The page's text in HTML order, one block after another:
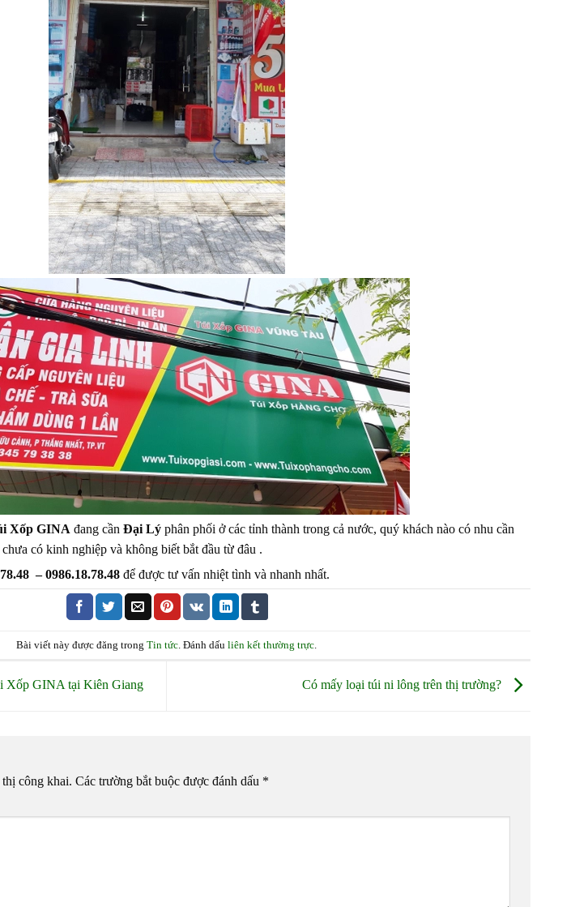
Xốp GINAđang cần Đại Lýphân phối ở các tỉnh thành trong cả nước, quý khách nào có nhu cần
có kinh nghiệp và không biết bắt đầu từ đâu .
– 0986.18.78.48để được tư vấn nhiệt tình và nhanh nhất.
Bài viết này được đăng trongTin tức . Đánh dấuliên kết thường trực
Xốp GINA tại Kiên Giang Có mấy loại túi ni lông trên thị trường?
công khai. Các trường bắt buộc được đánh dấu *